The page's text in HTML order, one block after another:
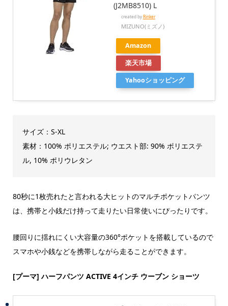
(J2MB8510) L
created byRinker
MIZUNO(ミズノ)
Amazon
楽天市場
Yahooショッピング
サイズ：S-XL
素材：100% ポリエステル; ウエスト部: 90% ポリエステ
ル, 10% ポリウレタン
80秒に1枚売れたと言われる大ヒットのマルチポケットパンツ
は、携帯と小銭だけ持って走りたい日常使いにぴったりです。
腰回りに揺れにくい大容量の360°ポケットを搭載しているので
スマホや小銭などを携帯しながら走ることができます。
[プーマ] ハーフパンツ ACTIVE 4インチ ウーブン ショーツ